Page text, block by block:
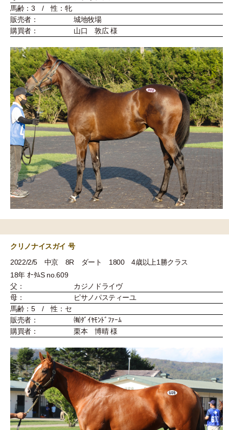
馬齢：3 / 性：牝
販売者：
城地牧場
購買者：
山口 敦広 様
クリノナイスガイ 号
2022/2/5 中京 8R ダート 1800 4歳以上1勝クラス
18年 ｵｰﾀﾑS no.609
父：
カジノドライヴ
母：
ピサノパスティーユ
馬齢：5 / 性：セ
販売者：
㈲ﾀﾞｲﾔﾓﾝﾄﾞﾌｧｰﾑ
購買者：
栗本 博晴 様